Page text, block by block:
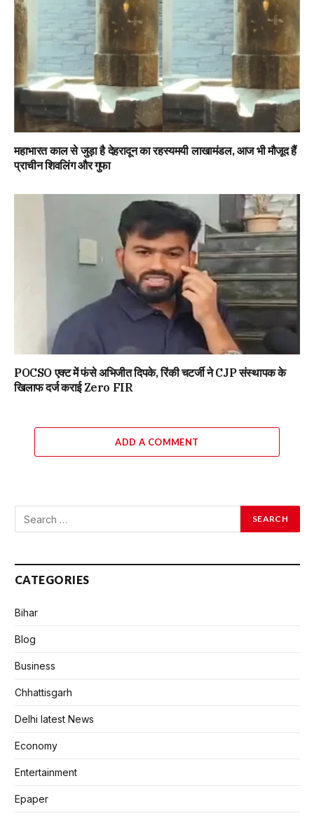
महाभारत काल से जुड़ा है देहरादून का रहस्यमयी लाखामंडल, आज भी मौजूद हैं
प्राचीन शिवलिंग और गुफा
POCSO एक्ट में फंसे अभिजीत दिपके, रिंकी चटर्जी ने CJP संस्थापक के
खिलाफ दर्ज कराई Zero FIR
ADD A COMMENT
CATEGORIES
Bihar
Blog
Business
Chhattisgarh
Delhi latest News
Economy
Entertainment
Epaper